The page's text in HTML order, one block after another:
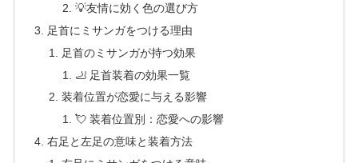
💡友情に効く色の選び方
足首にミサンガをつける理由
足首のミサンガが持つ効果
🦶 足首装着の効果一覧
装着位置が恋愛に与える影響
💘 装着位置別：恋愛への影響
右足と左足の意味と装着方法